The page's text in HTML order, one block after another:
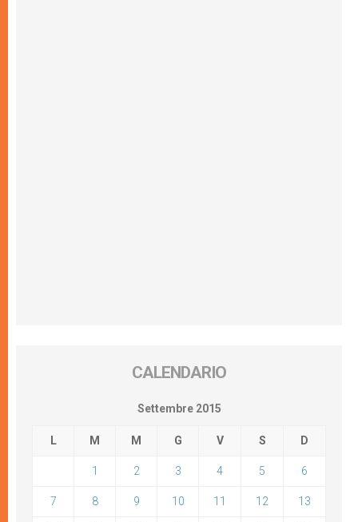
CALENDARIO
Settembre 2015
L M M G V S D
1 2 3 4 5 6
7 8 9 10 11 12 13